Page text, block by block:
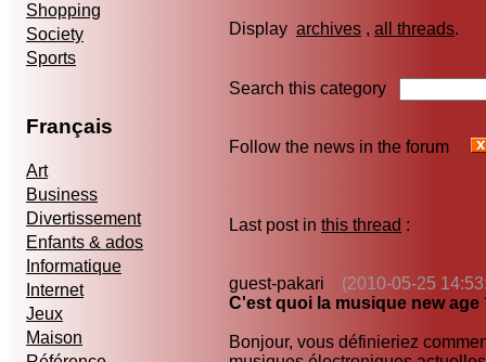
Shopping
Society
Sports
Français
Art
Business
Divertissement
Enfants & ados
Informatique
Internet
Jeux
Maison
Display archives , all threads
Search this category
Follow the news in the forum
Last post in this thread :
guest-pakari
(2010-05-25
C'est quoi la musique new age
Bonjour, vous définieriez